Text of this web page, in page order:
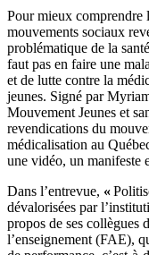
Pour mieux comprendre
mouvements sociaux
problématique de la
faut pas en faire une
et de lutte contre la
jeunes. Signé par
Mouvement Jeunes et
revendications du
médicalisation au
une vidéo, un manifeste
Dans l’entrevue, «
dévalorisées par
propos de ses collègues
l’enseignement (FAE),